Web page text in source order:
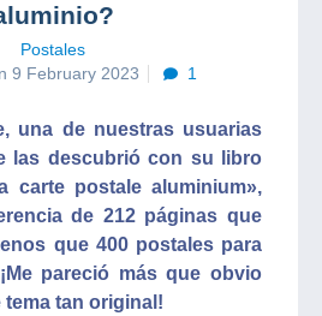
Postales
9 February 2023
1
una de nuestras usuarias
las descubrió con su libro
carte postale aluminium»,
de 212 páginas que
que 400 postales para
pareció más que obvio
tan original!